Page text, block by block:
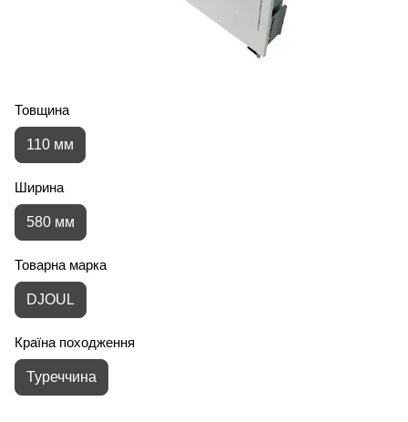
Товщина
110 мм
Ширина
580 мм
Товарна марка
DJOUL
Країна походження
Туреччина